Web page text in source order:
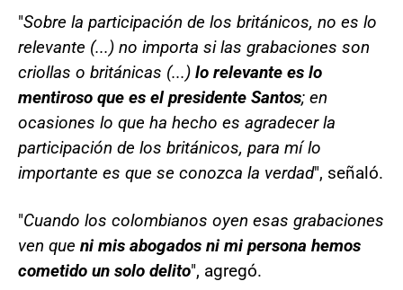
"Sobre la participación de los británicos, no es lo
relevante (...) no importa si las grabaciones son
criollas o británicas (...) lo relevante es lo
mentiroso que es el presidente Santos; en
ocasiones lo que ha hecho es agradecer la
participación de los británicos, para mí lo
importante es que se conozca la verdad", señaló.
"Cuando los colombianos oyen esas grabaciones
ven que ni mis abogados ni mi persona hemos
cometido un solo delito", agregó.